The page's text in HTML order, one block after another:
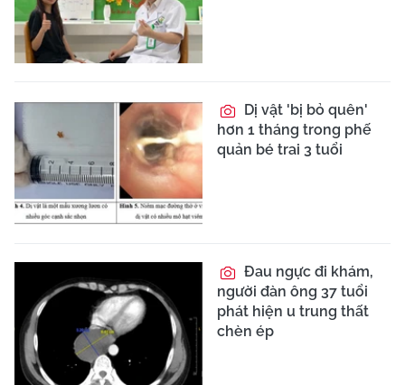
Dị vật 'bị bỏ quên'
hơn 1 tháng trong phế
quản bé trai 3 tuổi
Đau ngực đi khám,
người đàn ông 37 tuổi
phát hiện u trung thất
chèn ép